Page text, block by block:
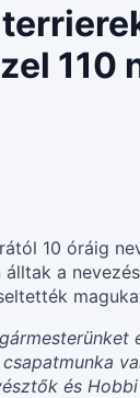
110
10 óráig
a
és